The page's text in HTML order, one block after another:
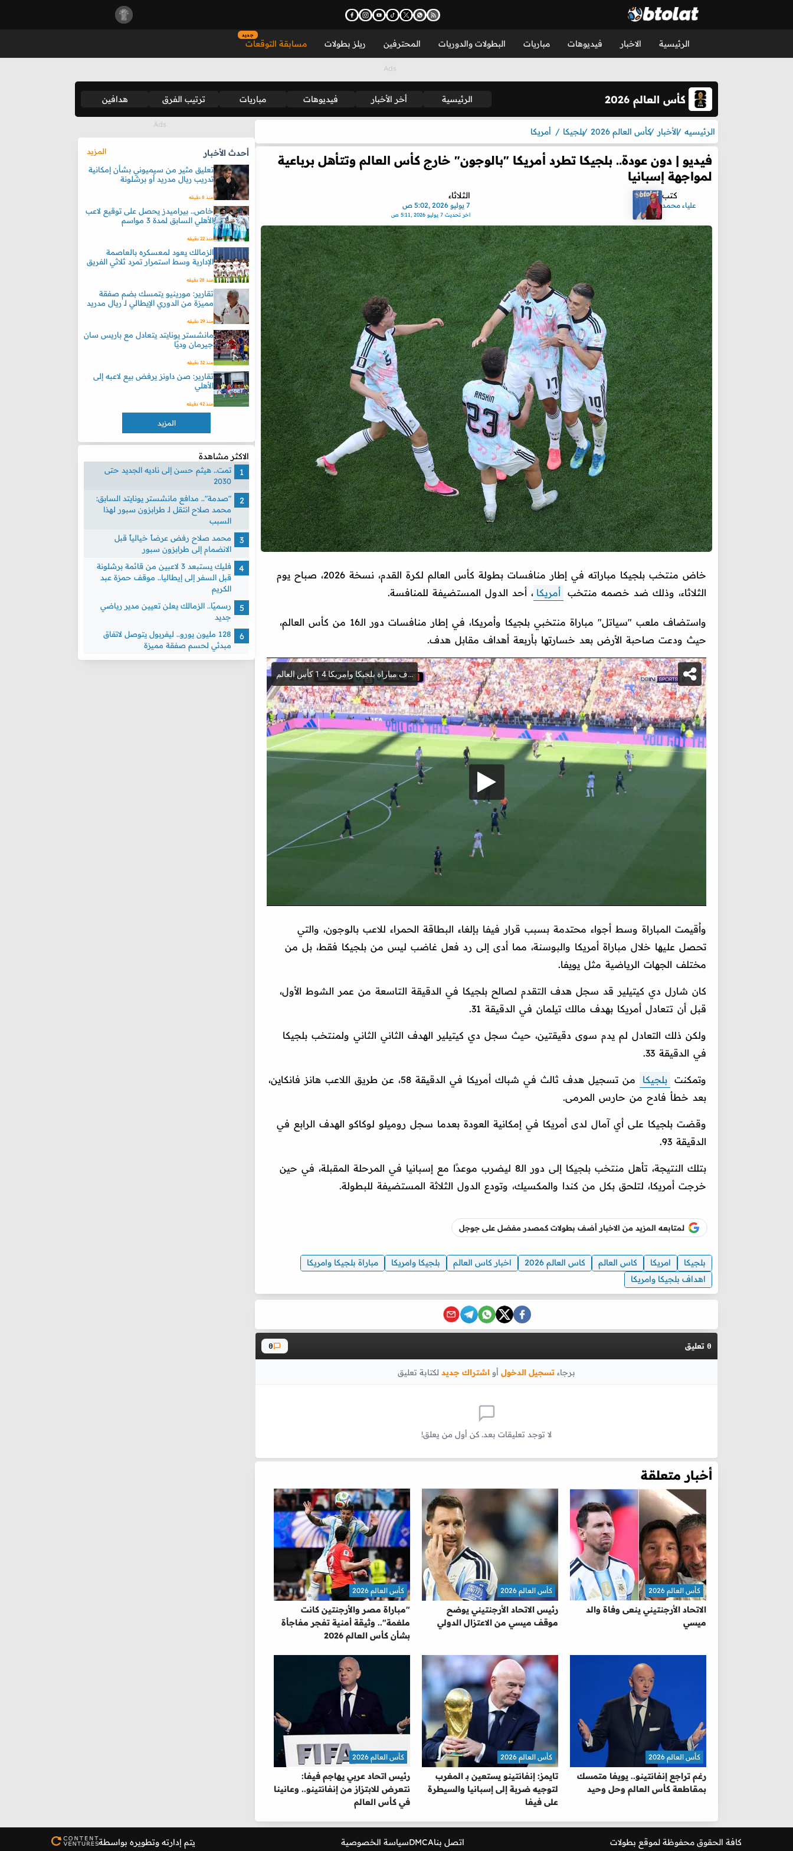
الرئيسية الاخبار فيديوهات مباريات البطولات والدوريات المحترفين ريلز بطولات مسابقة التوقعات
جديد
كأس العالم 2026 الرئيسية أخر الأخبار فيديوهات مباريات ترتيب الفرق هدافين
الرئيسيه الأخبار كأس العالم 2026 بلجيكا أمريكا
فيديو | دون عودة.. بلجيكا تطرد أمريكا "بالوجون" خارج كأس العالم وتتأهل برباعية
لمواجهة إسبانيا
كتب
علياء محمد
الثلاثاء
7 يوليو 2026 ,5:02 ص
اخر تحديث 7 يوليو 2026 ,5:11 ص
خاض منتخب بلجيكا مباراته في إطار منافسات بطولة كأس العالم لكرة القدم، نسخة 2026، صباح يوم
الثلاثاء، وذلك ضد خصمه منتخب أمريكا ، أحد الدول المستضيفة للمنافسة.
واستضاف ملعب "سياتل" مباراة منتخبي بلجيكا وأمريكا، في إطار منافسات دور الـ16 من كأس العالم،
حيث ودعت صاحبة الأرض بعد خسارتها بأربعة أهداف مقابل هدف.
واُقيمت المباراة وسط أجواء محتدمة بسبب قرار فيفا بإلغاء البطاقة الحمراء للاعب بالوجون، والتي
تحصل عليها خلال مباراة أمريكا والبوسنة، مما أدى إلى رد فعل غاضب ليس من بلجيكا فقط، بل من
مختلف الجهات الرياضية مثل يويفا.
كان شارل دي كيتيلير قد سجل هدف التقدم لصالح بلجيكا في الدقيقة التاسعة من عمر الشوط الأول،
قبل أن تتعادل أمريكا بهدف مالك تيلمان في الدقيقة 31.
ولكن ذلك التعادل لم يدم سوى دقيقتين، حيث سجل دي كيتيلير الهدف الثاني الثاني ولمنتخب بلجيكا
في الدقيقة 33.
وتمكنت بلجيكا
من تسجيل هدف ثالث في شباك أمريكا في الدقيقة 58، عن طريق اللاعب هانز فانكاين،
بعد خطأ فادح من حارس المرمى.
وقضت بلجيكا على أي آمال لدى أمريكا في إمكانية العودة بعدما سجل روميلو لوكاكو الهدف الرابع في
الدقيقة 93.
بتلك النتيجة، تأهل منتخب بلجيكا إلى دور الـ8 ليضرب موعدًا مع إسبانيا في المرحلة المقبلة، في حين
خرجت أمريكا، لتلحق بكل من كندا والمكسيك، وتودع الدول الثلاثة المستضيفة للبطولة.
لمتابعه المزيد من الاخبار أضف بطولات كمصدر مفضل على جوجل
بلجيكا امريكا كاس العالم كاس العالم 2026 اخبار كاس العالم بلجيكا وامريكا
مباراة بلجيكا وامريكا
اهداف بلجيكا وامريكا
0 تعليق 0
برجاء تسجيل الدخول أو اشتراك جديد لكتابة تعليق
لا توجد تعليقات بعد. كن أول من يعلق!
أخبار متعلقة
الاتحاد الأرجنتيني ينعى وفاة والد
ميسي
كأس العالم 2026
رئيس الاتحاد الأرجنتيني يوضح
موقف ميسي من الاعتزال الدولي
كأس العالم 2026
"مباراة مصر والأرجنتين كانت
ملغمة".. وثيقة أمنية تفجر مفاجأة
بشأن كأس العالم 2026
كأس العالم 2026
رغم تراجع إنفانتينو.. يويفا متمسك
بمقاطعة كأس العالم وحل وحيد
كأس العالم 2026
تايمز: إنفانتينو يستعين بـ المغرب
لتوجيه ضربة إلى إسبانيا والسيطرة
على فيفا
كأس العالم 2026
رئيس اتحاد عربي يهاجم فيفا:
نتعرض للابتزاز من إنفانتينو.. وعانينا
في كأس العالم
كأس العالم 2026
أحدث الأخبار
المزيد
تعليق مثير من سيميوني بشأن إمكانية
تدريب ريال مدريد أو برشلونة
منذ 8 دقيقه
خاص.. بيراميدز يحصل على توقيع لاعب
الأهلي السابق لمدة 3 مواسم
منذ 22 دقيقه
الزمالك يعود لمعسكره بالعاصمة
الإدارية وسط استمرار تمرد ثلاثي الفريق
منذ 28 دقيقه
تقارير: مورينيو يتمسك بضم صفقة
مميزة من الدوري الإيطالي لـ ريال مدريد
منذ 29 دقيقه
مانشستر يونايتد يتعادل مع باريس سان
جيرمان وديًا
منذ 32 دقيقه
تقارير: صن داونز يرفض بيع لاعبه إلى
الأهلي
منذ 42 دقيقه
المزيد
الاكثر مشاهدة
تمت.. هيثم حسن إلى ناديه الجديد حتى
2030
"صدمة".. مدافع مانشستر يونايتد السابق:
محمد صلاح انتقل لـ طرابزون سبور لهذا
السبب
محمد صلاح رفض عرضاً خيالياً قبل
الانضمام إلى طرابزون سبور
فليك يستبعد 3 لاعبين من قائمة برشلونة
قبل السفر إلى إيطاليا.. موقف حمزة عبد
الكريم
رسميًا.. الزمالك يعلن تعيين مدير رياضي
جديد
128 مليون يورو.. ليفربول يتوصل لاتفاق
مبدئي لحسم صفقة مميزة
كافة الحقوق محفوظة لموقع بطولات اتصل بناDMCAسياسة الخصوصية يتم إدارته وتطويره بواسطة